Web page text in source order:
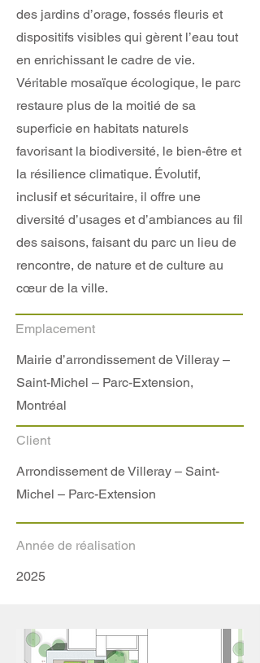
des jardins d’orage, fossés fleuris et
dispositifs visibles qui gèrent l’eau tout
en enrichissant le cadre de vie.
Véritable mosaïque écologique, le parc
restaure plus de la moitié de sa
superficie en habitats naturels
favorisant la biodiversité, le bien-être et
la résilience climatique. Évolutif,
inclusif et sécuritaire, il offre une
diversité d’usages et d’ambiances au fil
des saisons, faisant du parc un lieu de
rencontre, de nature et de culture au
cœur de la ville.
Emplacement
Mairie d’arrondissement de Villeray –
Saint-Michel – Parc-Extension,
Montréal
Client
Arrondissement de Villeray – Saint-
Michel – Parc-Extension
Année de réalisation
2025